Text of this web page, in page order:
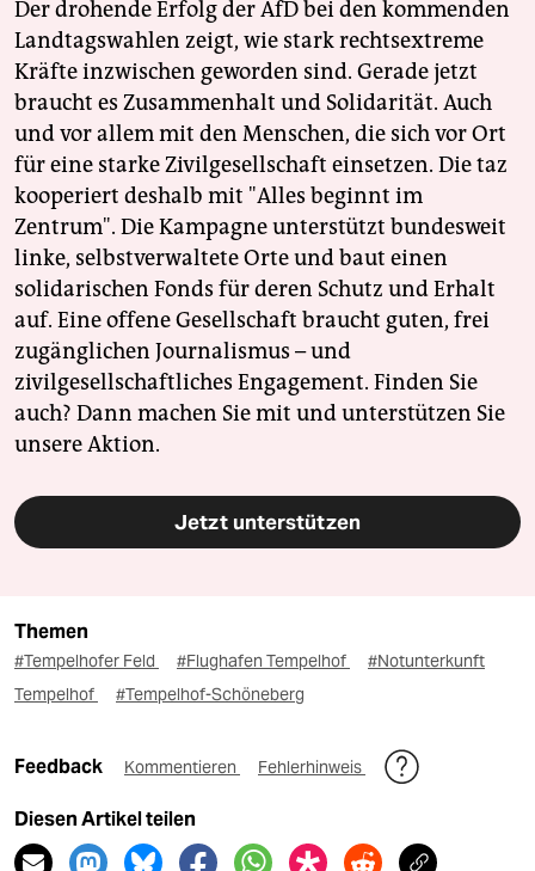
Der drohende Erfolg der AfD bei den kommenden
Landtagswahlen zeigt, wie stark rechtsextreme
Kräfte inzwischen geworden sind. Gerade jetzt
braucht es Zusammenhalt und Solidarität. Auch
und vor allem mit den Menschen, die sich vor Ort
für eine starke Zivilgesellschaft einsetzen. Die taz
kooperiert deshalb mit "Alles beginnt im
Zentrum". Die Kampagne unterstützt bundesweit
linke, selbstverwaltete Orte und baut einen
solidarischen Fonds für deren Schutz und Erhalt
auf. Eine offene Gesellschaft braucht guten, frei
zugänglichen Journalismus – und
zivilgesellschaftliches Engagement. Finden Sie
auch? Dann machen Sie mit und unterstützen Sie
unsere Aktion.
Jetzt unterstützen
Themen
#Tempelhofer Feld #Flughafen Tempelhof
#Notunterkunft
Tempelhof
#Tempelhof-Schöneberg
Feedback Kommentieren Fehlerhinweis
Diesen Artikel teilen